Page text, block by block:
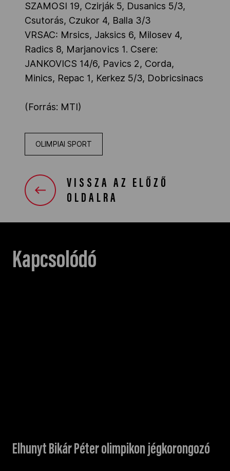
SZAMOSI 19, Czirják 5, Dusanics 5/3,
Csutorás, Czukor 4, Balla 3/3
VRSAC: Mrsics, Jaksics 6, Milosev 4,
Radics 8, Marjanovics 1. Csere:
JANKOVICS 14/6, Pavics 2, Corda,
Minics, Repac 1, Kerkez 5/3, Dobricsinacs
(Forrás: MTI)
OLIMPIAI SPORT
VISSZA AZ ELŐZŐ
OLDALRA
Kapcsolódó
Elhunyt Bikár Péter olimpikon jégkorongozó